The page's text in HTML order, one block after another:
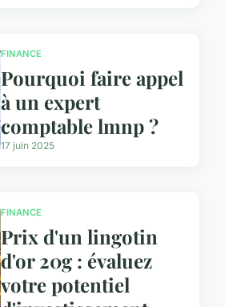
FINANCE
Pourquoi faire appel
à un expert
comptable lmnp ?
17 juin 2025
FINANCE
Prix d'un lingotin
d'or 20g : évaluez
votre potentiel